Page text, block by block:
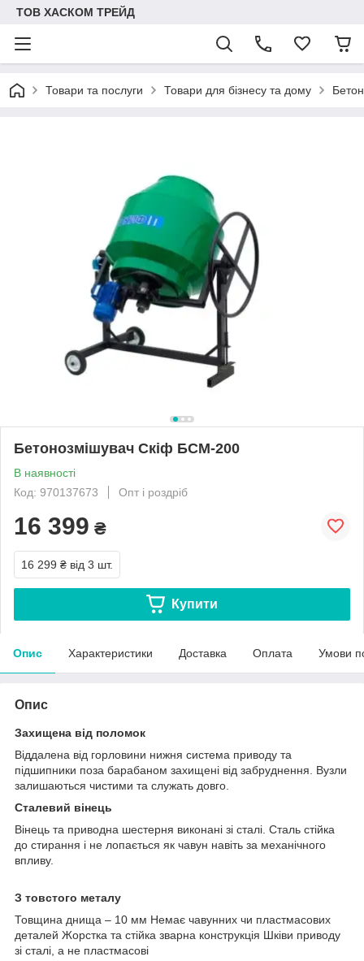
ТОВ ХАСКОМ ТРЕЙД
Товари та послуги Товари для бізнесу та дому
Бетонозмішувач Скіф БСМ-200
В наявності
Код: 970137673
Опт і роздріб
16 399 ₴
16 299 ₴ від 3 шт.
Купити
Опис Характеристики Доставка Оплата Умови
Опис
Захищена від поломок
Віддалена від горловини нижня система приводу та
підшипники поза барабаном захищені від забруднення. Вузли
залишаються чистими та служать довго.
Сталевий вінець
Вінець та приводна шестерня виконані зі сталі. Сталь стійка
до стирання і не лопається як чавун навіть за механічного
впливу.
З товстого металу
Товщина днища – 10 мм Немає чавунних чи пластмасових
деталей Жорстка та стійка зварна конструкція Шківи приводу
зі сталі, а не пластмасові